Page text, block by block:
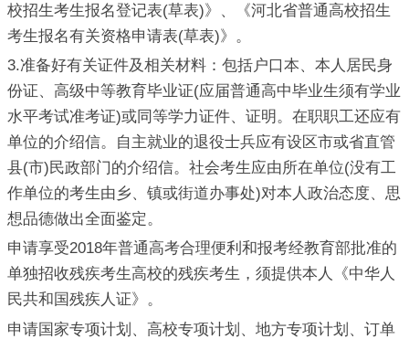
校招生考生报名登记表(草表)》、《河北省普通高校招生
考生报名有关资格申请表(草表)》。
3.准备好有关证件及相关材料：包括户口本、本人居民身
份证、高级中等教育毕业证(应届普通高中毕业生须有学业
水平考试准考证)或同等学力证件、证明。在职职工还应有
单位的介绍信。自主就业的退役士兵应有设区市或省直管
县(市)民政部门的介绍信。社会考生应由所在单位(没有工
作单位的考生由乡、镇或街道办事处)对本人政治态度、思
想品德做出全面鉴定。
申请享受2018年普通高考合理便利和报考经教育部批准的
单独招收残疾考生高校的残疾考生，须提供本人《中华人
民共和国残疾人证》。
申请国家专项计划、高校专项计划、地方专项计划、订单